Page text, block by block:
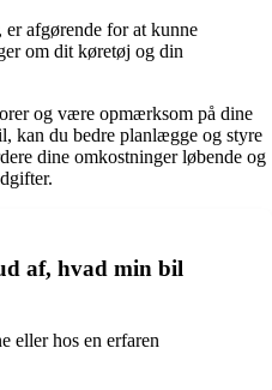
afgørende for at kunne
om dit køretøj og din
og være opmærksom på dine
kan du bedre planlægge og styre
dine omkostninger løbende og
af, hvad min bil
eller hos en erfaren